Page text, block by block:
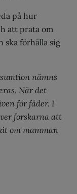
på hur
att prata om
ska förhålla sig
nämns
När det
för fäder. I
forskarna att
om mamman